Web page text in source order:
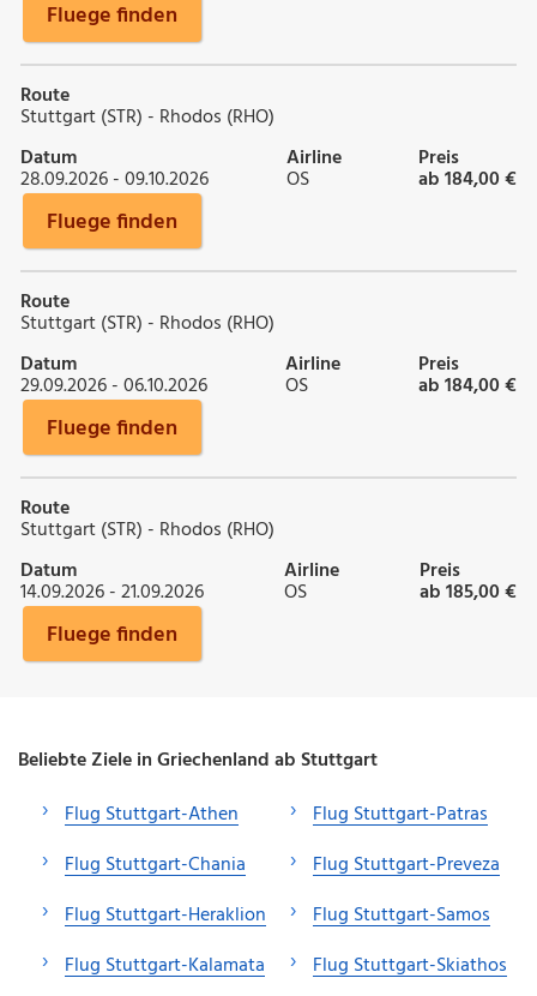
Fluege finden
Route
Stuttgart (STR) - Rhodos (RHO)
Datum
28.09.2026 - 09.10.2026
Airline
OS
Preis
ab 184,00 €
Fluege finden
Route
Stuttgart (STR) - Rhodos (RHO)
Datum
29.09.2026 - 06.10.2026
Airline
OS
Preis
ab 184,00 €
Fluege finden
Route
Stuttgart (STR) - Rhodos (RHO)
Datum
14.09.2026 - 21.09.2026
Airline
OS
Preis
ab 185,00 €
Fluege finden
Beliebte Ziele in Griechenland ab Stuttgart
Flug Stuttgart-Athen
Flug Stuttgart-Chania
Flug Stuttgart-Heraklion
Flug Stuttgart-Kalamata
Flug Stuttgart-Patras
Flug Stuttgart-Preveza
Flug Stuttgart-Samos
Flug Stuttgart-Skiathos